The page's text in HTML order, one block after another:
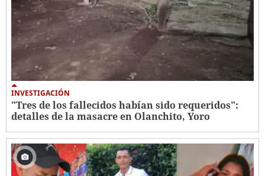
INVESTIGACIÓN
"Tres de los fallecidos habían sido requeridos":
detalles de la masacre en Olanchito, Yoro